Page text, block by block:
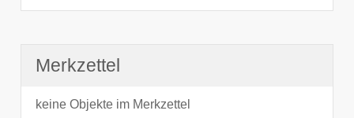
Merkzettel
keine Objekte im Merkzettel